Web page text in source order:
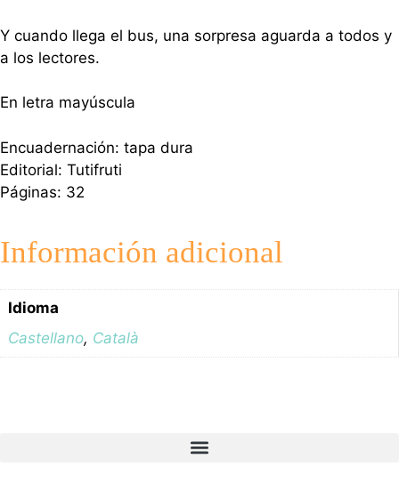
Y cuando llega el bus, una sorpresa aguarda a todos y
a los lectores.
En letra mayúscula
Encuadernación: tapa dura
Editorial: Tutifruti
Páginas: 32
Información adicional
Idioma
Castellano, Català